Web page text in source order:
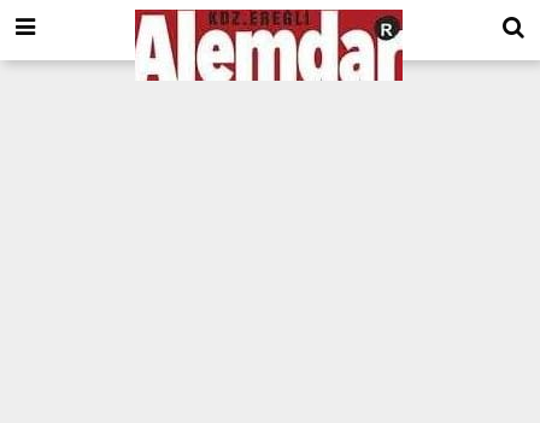
google.com, pub-8201930440372555, DIRECT, f08c47fec0942fa0